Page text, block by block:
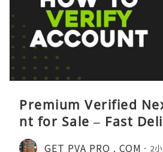
Premium Verified
nt for Sale – Fast
GET PVA PRO . COM 2